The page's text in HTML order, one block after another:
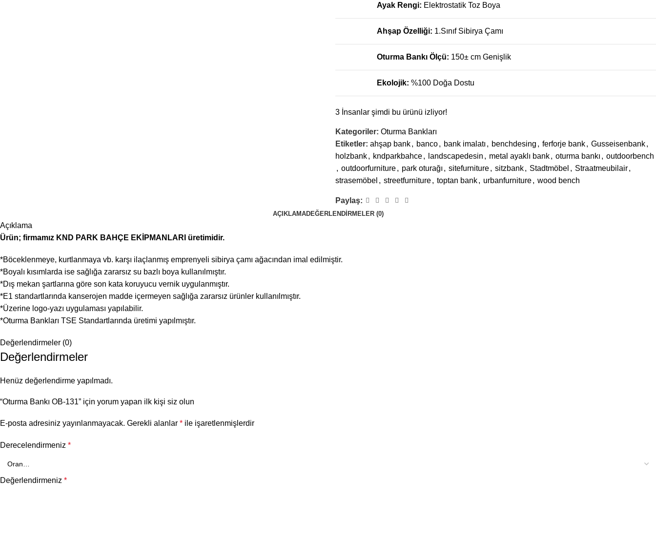
Ayak Rengi: Elektrostatik Toz Boya
Ahşap Özelliği: 1.Sınıf Sibirya Çamı
Oturma Bankı Ölçü: 150± cm Genişlik
Ekolojik: %100 Doğa Dostu
3 İnsanlar şimdi bu ürünü izliyor!
Kategoriler: Oturma Bankları
Etiketler: ahşap bank, banco, bank imalatı , benchdesing , ferforje bank, Gusseisenbank,
holzbank, kndparkbahce, landscapedesin , metal ayaklı bank, oturma bankı , outdoorbench
, outdoorfurniture, park oturağı , sitefurniture, sitzbank, Stadtmöbel , Straatmeubilair,
strasemöbel , streetfurniture, toptan bank, urbanfurniture, wood bench
Paylaş:
AÇIKLAMADEĞERLENDIRMELER (0)
Açıklama
Ürün; firmamız KND PARK BAHÇE EKİPMANLARI üretimidir.
*Böceklenmeye, kurtlanmaya vb. karşı ilaçlanmış emprenyeli sibirya çamı ağacından imal edilmiştir.
*Boyalı kısımlarda ise sağlığa zararsız su bazlı boya kullanılmıştır.
*Dış mekan şartlarına göre son kata koruyucu vernik uygulanmıştır.
*E1 standartlarında kanserojen madde içermeyen sağlığa zararsız ürünler kullanılmıştır.
*Üzerine logo-yazı uygulaması yapılabilir.
*Oturma Bankları TSE Standartlarında üretimi yapılmıştır.
Değerlendirmeler (0)
Değerlendirmeler
Henüz değerlendirme yapılmadı.
“Oturma Bankı OB-131” için yorum yapan ilk kişi siz olun
E-posta adresiniz yayınlanmayacak. Gerekli alanlar * ile işaretlenmişlerdir
Derecelendirmeniz *
Değerlendirmeniz *